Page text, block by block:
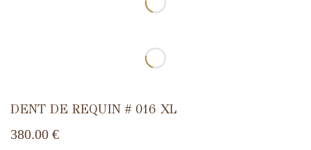
DENT DE REQUIN # 016 XL
380.00 €